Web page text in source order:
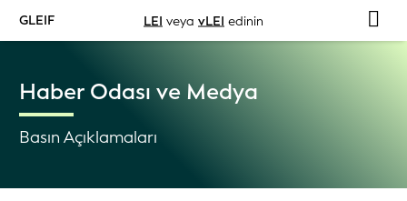
GLEIF LEI veya vLEI edinin
Haber Odası ve Medya
Basın Açıklamaları